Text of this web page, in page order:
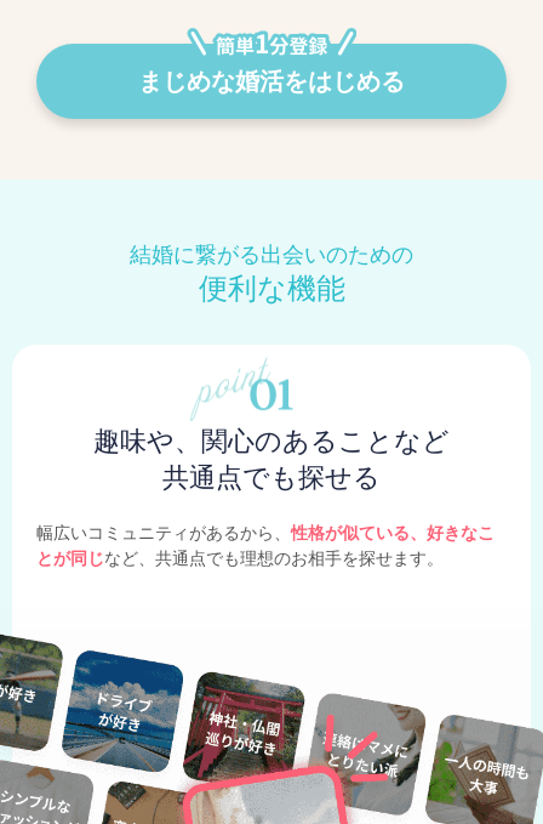
まじめな婚活をはじめる
結婚に繋がる出会いのための
便利な機能
趣味や、関心のあることなど
共通点でも探せる
幅広いコミュニティがあるから、性格が似ている、好きなこ
とが同じなど、共通点でも理想のお相手を探せます。